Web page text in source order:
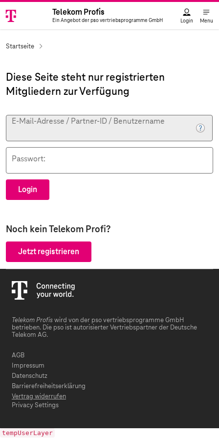
Logo
Telekom Profis
Ein Angebot der pso vertriebsprogramme GmbH Login Menu
Startseite
Diese Seite steht nur registrierten
Mitgliedern zur Verfügung
E-Mail-Adresse / Partner-ID / Benutzername
Passwort:
Login
Noch kein Telekom Profi?
Jetzt registrieren
Telekom Profis wird von der pso vertriebsprogramme GmbH
betrieben. Die pso ist autorisierter Vertriebspartner der Deutsche
Telekom AG.
AGB
Impressum
Datenschutz
Barrierefreiheitserklärung
Vertrag widerrufen
Privacy Settings
tempUserLayer